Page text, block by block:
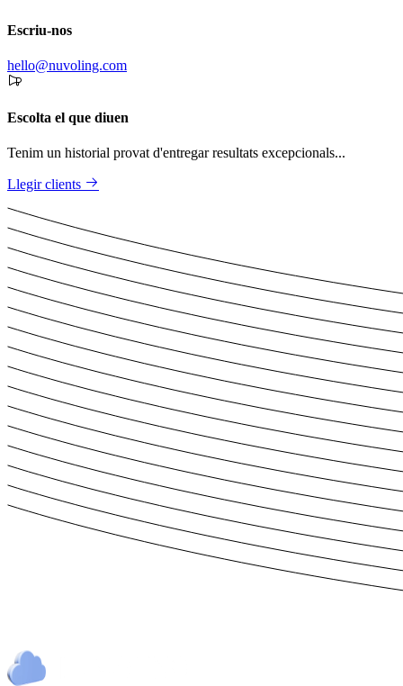
Escriu-nos
hello@nuvoling.com
Escolta el que diuen
Tenim un historial provat d'entregar resultats excepcionals...
Llegir clients